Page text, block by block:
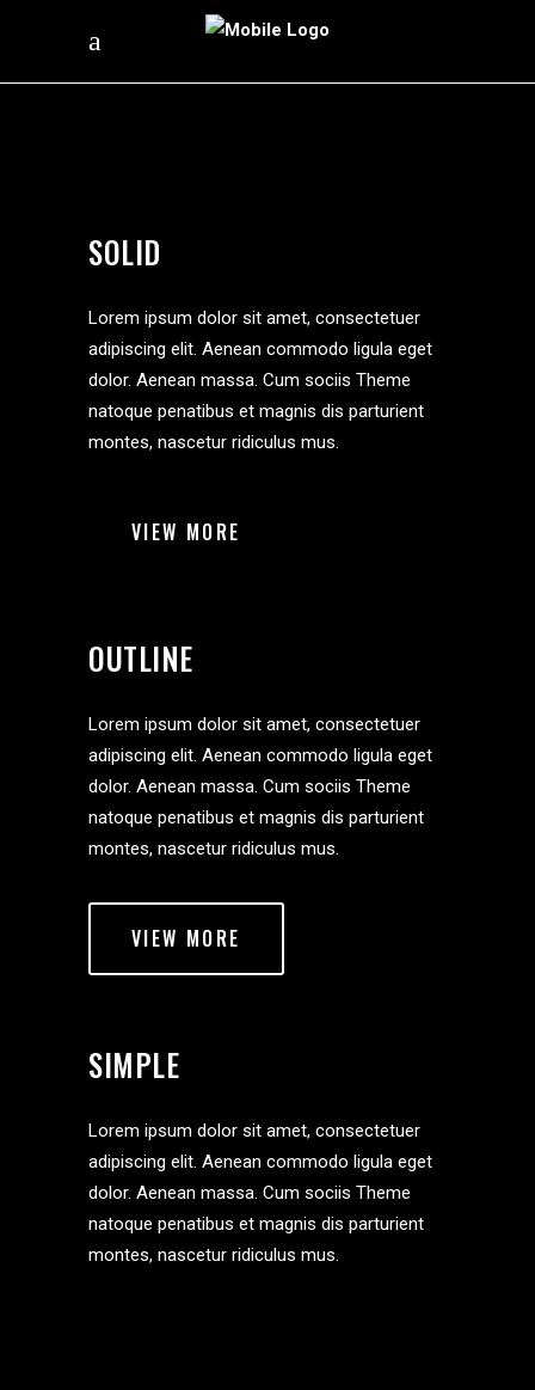
SOLID
Lorem ipsum dolor sit amet, consectetuer
adipiscing elit. Aenean commodo ligula eget
dolor. Aenean massa. Cum sociis Theme
natoque penatibus et magnis dis parturient
montes, nascetur ridiculus mus.
VIEW MORE
OUTLINE
Lorem ipsum dolor sit amet, consectetuer
adipiscing elit. Aenean commodo ligula eget
dolor. Aenean massa. Cum sociis Theme
natoque penatibus et magnis dis parturient
montes, nascetur ridiculus mus.
VIEW MORE
SIMPLE
Lorem ipsum dolor sit amet, consectetuer
adipiscing elit. Aenean commodo ligula eget
dolor. Aenean massa. Cum sociis Theme
natoque penatibus et magnis dis parturient
montes, nascetur ridiculus mus.